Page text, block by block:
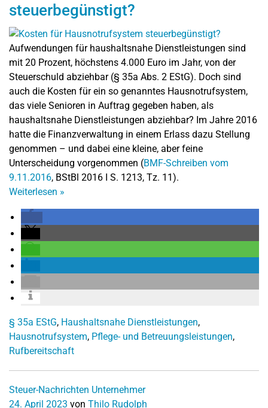
steuerbegünstigt?
Aufwendungen für haushaltsnahe Dienstleistungen sind
mit 20 Prozent, höchstens 4.000 Euro im Jahr, von der
Steuerschuld abziehbar (§ 35a Abs. 2 EStG). Doch sind
auch die Kosten für ein so genanntes Hausnotrufsystem,
das viele Senioren in Auftrag gegeben haben, als
haushaltsnahe Dienstleistungen abziehbar? Im Jahre 2016
hatte die Finanzverwaltung in einem Erlass dazu Stellung
genommen – und dabei eine kleine, aber feine
Unterscheidung vorgenommen (BMF-Schreiben vom
9.11.2016, BStBl 2016 I S. 1213, Tz. 11).
Weiterlesen »
§ 35a EStG, Haushaltsnahe Dienstleistungen,
Hausnotrufsystem, Pflege- und Betreuungsleistungen,
Rufbereitschaft
Steuer-Nachrichten Unternehmer
24. April 2023 von Thilo Rudolph